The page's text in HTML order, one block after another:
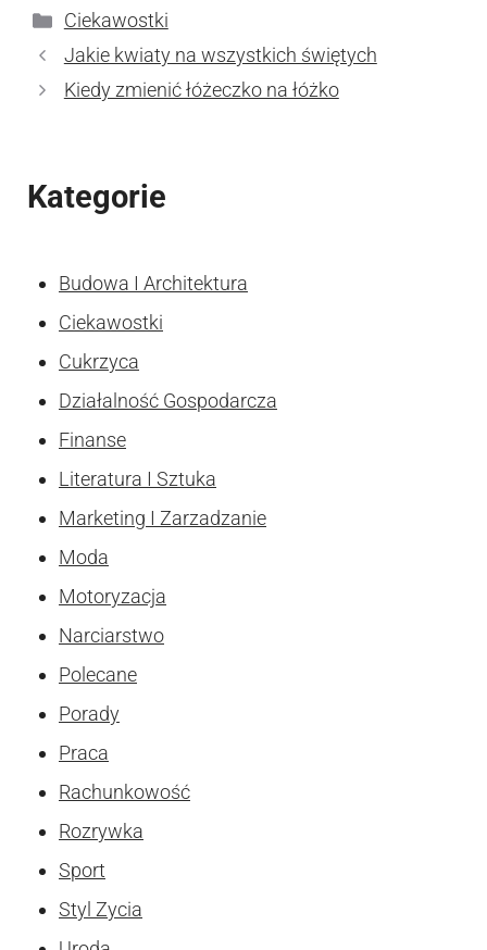
Kategorie
Ciekawostki
Jakie kwiaty na wszystkich świętych
Kiedy zmienić łóżeczko na łóżko
Kategorie
Budowa I Architektura
Ciekawostki
Cukrzyca
Działalność Gospodarcza
Finanse
Literatura I Sztuka
Marketing I Zarzadzanie
Moda
Motoryzacja
Narciarstwo
Polecane
Porady
Praca
Rachunkowość
Rozrywka
Sport
Styl Zycia